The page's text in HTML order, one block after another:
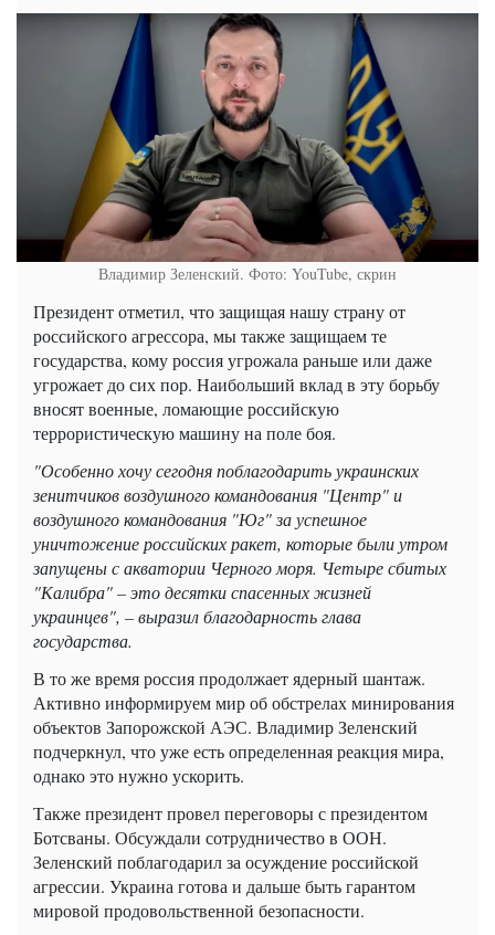
Владимир Зеленский. Фото: YouTube, скрин
Президент отметил, что защищая нашу страну от
российского агрессора, мы также защищаем те
государства, кому россия угрожала раньше или даже
угрожает до сих пор. Наибольший вклад в эту борьбу
вносят военные, ломающие российскую
террористическую машину на поле боя.
"Особенно хочу сегодня поблагодарить украинских
зенитчиков воздушного командования "Центр" и
воздушного командования "Юг" за успешное
уничтожение российских ракет, которые были утром
запущены с акватории Черного моря. Четыре сбитых
"Калибра" – это десятки спасенных жизней
украинцев", – выразил благодарность глава
государства.
В то же время россия продолжает ядерный шантаж.
Активно информируем мир об обстрелах минирования
объектов Запорожской АЭС. Владимир Зеленский
подчеркнул, что уже есть определенная реакция мира,
однако это нужно ускорить.
Также президент провел переговоры с президентом
Ботсваны. Обсуждали сотрудничество в ООН.
Зеленский поблагодарил за осуждение российской
агрессии. Украина готова и дальше быть гарантом
мировой продовольственной безопасности.